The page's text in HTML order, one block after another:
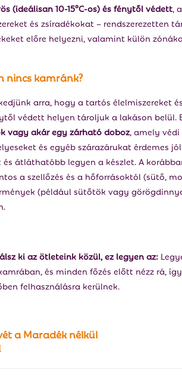
(ideálisan 10-15°C-os) és fénytől védett,
és zsíradékokat – rendszerezetten
előre helyezni, valamint külön
nincs kamránk?
arra, hogy a tartós élelmiszereket
védett helyen tároljuk a lakáson belül.
vagy akár egy zárható doboz, amely
és egyéb szárazárukat érdemes
átláthatóbb legyen a készlet. A
a szellőzés és a hőforrásoktól (sütő,
(például sütőtök vagy
ki az ötleteink közül, ez legyen az:
és minden főzés előtt nézz rá,
felhasználásra kerülnek.
a Maradék nélkül